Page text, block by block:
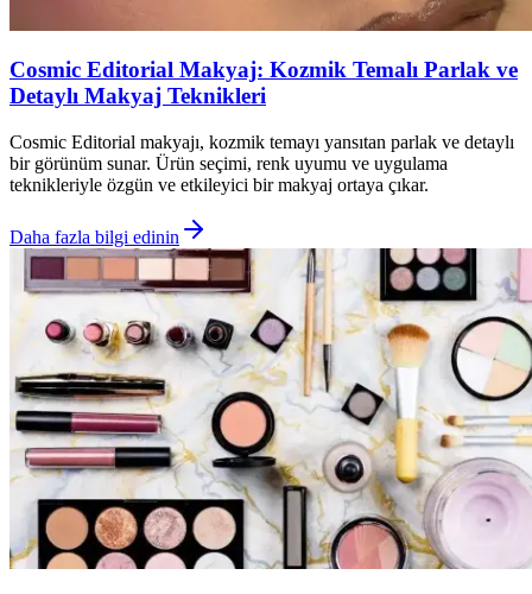
Cosmic Editorial Makyaj: Kozmik Temalı Parlak ve
Detaylı Makyaj Teknikleri
Cosmic Editorial makyajı, kozmik temayı yansıtan parlak ve detaylı
bir görünüm sunar. Ürün seçimi, renk uyumu ve uygulama
teknikleriyle özgün ve etkileyici bir makyaj ortaya çıkar.
Daha fazla bilgi edinin